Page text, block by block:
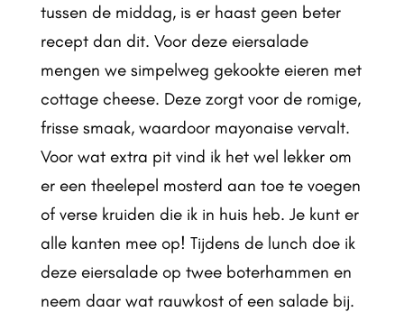
tussen de middag, is er haast geen beter
recept dan dit. Voor deze eiersalade
mengen we simpelweg gekookte eieren met
cottage cheese. Deze zorgt voor de romige,
frisse smaak, waardoor mayonaise vervalt.
Voor wat extra pit vind ik het wel lekker om
er een theelepel mosterd aan toe te voegen
of verse kruiden die ik in huis heb. Je kunt er
alle kanten mee op! Tijdens de lunch doe ik
deze eiersalade op twee boterhammen en
neem daar wat rauwkost of een salade bij.